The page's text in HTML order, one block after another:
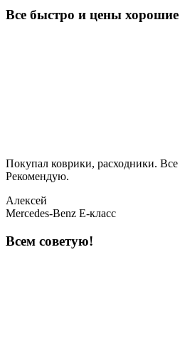
Все быстро и цены хорошие
Покупал коврики, расходники.
Рекомендую.
Алексей
Mercedes-Benz E-класс
Всем советую!